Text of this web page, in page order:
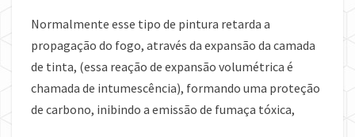
Normalmente esse tipo de pintura retarda a
propagação do fogo, através da expansão da camada
de tinta, (essa reação de expansão volumétrica é
chamada de intumescência), formando uma proteção
de carbono, inibindo a emissão de fumaça tóxica,